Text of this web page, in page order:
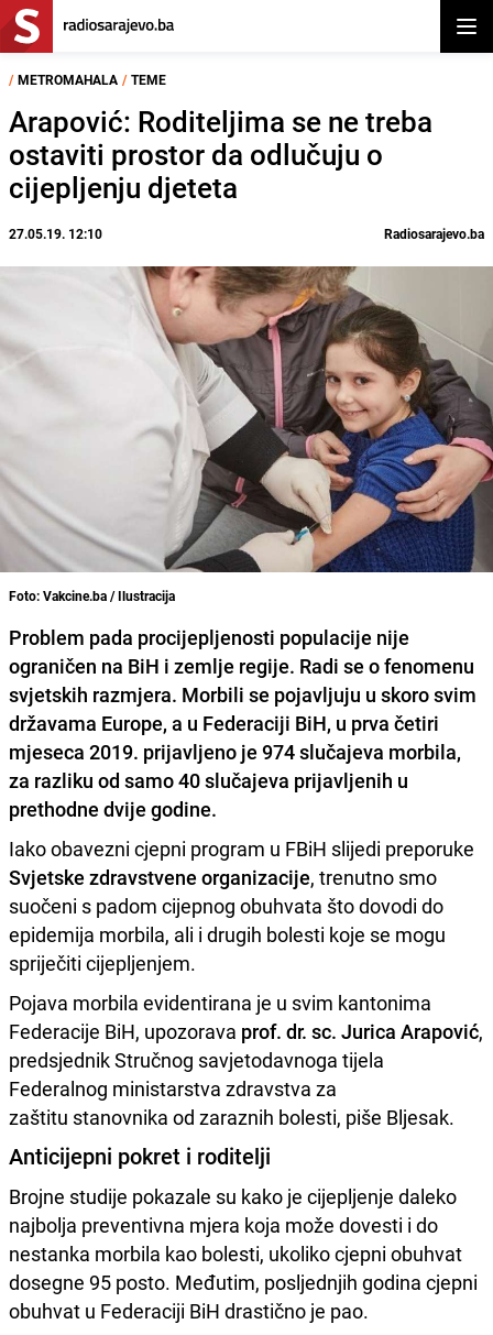
/ METROMAHALA / TEME
Arapović: Roditeljima se ne treba
ostaviti prostor da odlučuju o
cijepljenju djeteta
27.05.19. 12:10 Radiosarajevo.ba
Foto: Vakcine.ba / Ilustracija
Problem pada procijepljenosti populacije nije
ograničen na BiH i zemlje regije. Radi se o fenomenu
svjetskih razmjera. Morbili se pojavljuju u skoro svim
državama Europe, a u Federaciji BiH, u prva četiri
mjeseca 2019. prijavljeno je 974 slučajeva morbila,
za razliku od samo 40 slučajeva prijavljenih u
prethodne dvije godine.
Iako obavezni cjepni program u FBiH slijedi preporuke
Svjetske zdravstvene organizacije, trenutno smo
suočeni s padom cijepnog obuhvata što dovodi do
epidemija morbila, ali i drugih bolesti koje se mogu
spriječiti cijepljenjem.
Pojava morbila evidentirana je u svim kantonima
Federacije BiH, upozorava prof. dr. sc. Jurica Arapović,
predsjednik Stručnog savjetodavnoga tijela
Federalnog ministarstva zdravstva za
zaštitu stanovnika od zaraznih bolesti, piše Bljesak.
Anticijepni pokret i roditelji
Brojne studije pokazale su kako je cijepljenje daleko
najbolja preventivna mjera koja može dovesti i do
nestanka morbila kao bolesti, ukoliko cjepni obuhvat
dosegne 95 posto. Međutim, posljednjih godina cjepni
obuhvat u Federaciji BiH drastično je pao.